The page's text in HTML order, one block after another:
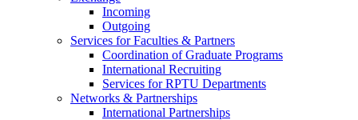
Incoming
Outgoing
Services for Faculties & Partners
Coordination of Graduate Programs
International Recruiting
Services for RPTU Departments
Networks & Partnerships
International Partnerships